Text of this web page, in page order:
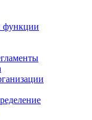
функции